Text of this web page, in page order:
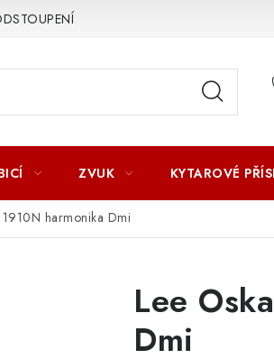
OD SMLOUVY ZÁSADY
ZVUK KYTAROVÉ
harmonika Dmi
Lee
Dmi